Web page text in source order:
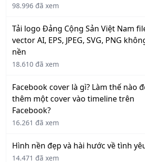
98.996 đã xem
Tải logo Đảng Cộng Sản Việt Nam
vector AI, EPS, JPEG, SVG, PNG
nền
18.610 đã xem
Facebook cover là gì? Làm thế nào
thêm một cover vào timeline trên
Facebook?
16.261 đã xem
Hình nền đẹp và hài hước về tình
14.471 đã xem